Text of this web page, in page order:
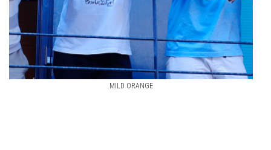
MILD ORANGE